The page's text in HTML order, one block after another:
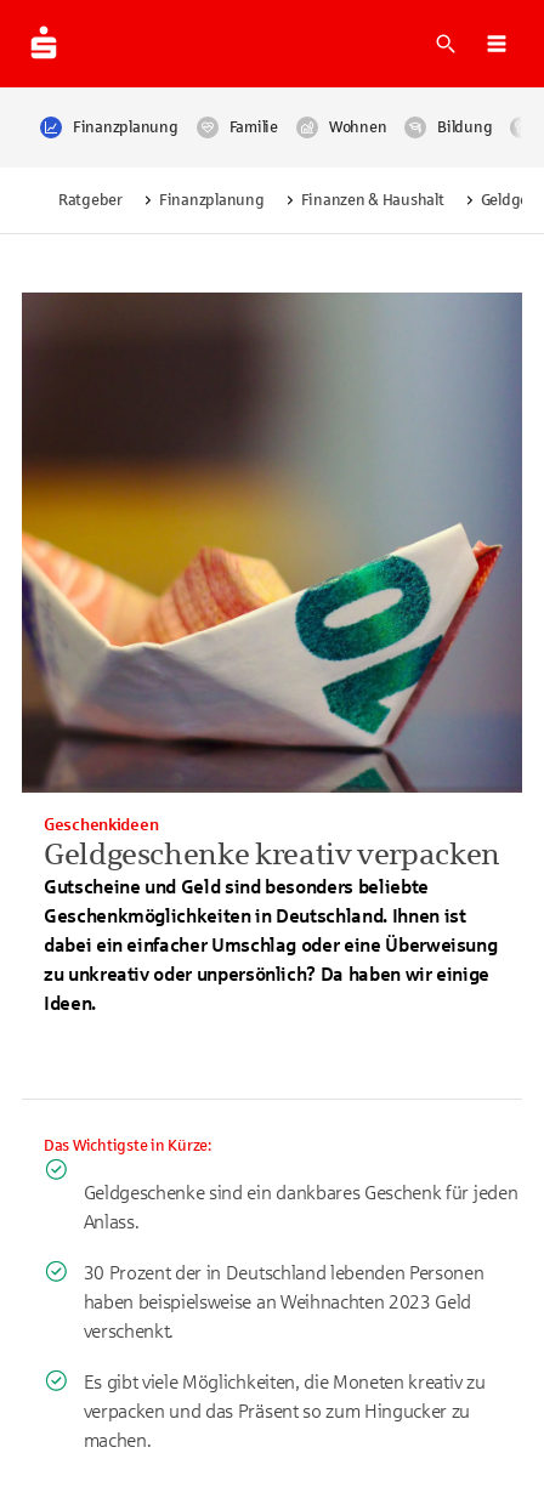
Suche
Finanzplanung Familie Wohnen Bildung
Ratgeber Finanzplanung Finanzen & Haushalt
Geldgeschenke kreativ verpacken
Geschenkideen
Gutscheine und Geld sind besonders beliebte
Geschenkmöglichkeiten in Deutschland. Ihnen ist
dabei ein einfacher Umschlag oder eine Überweisung
zu unkreativ oder unpersönlich? Da haben wir einige
Ideen.
Das Wichtigste in Kürze:
Geldgeschenke sind ein dankbares Geschenk für jeden
Anlass.
30 Prozent der in Deutschland lebenden Personen
haben beispielsweise an Weihnachten 2023 Geld
verschenkt.
Es gibt viele Möglichkeiten, die Moneten kreativ zu
verpacken und das Präsent so zum Hingucker zu
machen.